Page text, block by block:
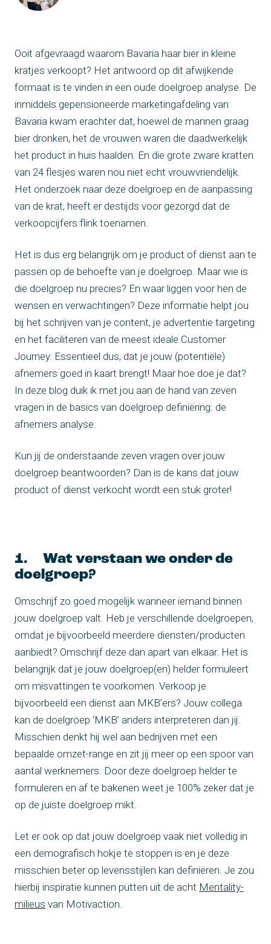
Ooit afgevraagd waarom Bavaria haar bier in kleine
kratjes verkoopt? Het antwoord op dit afwijkende
formaat is te vinden in een oude doelgroep analyse. De
inmiddels gepensioneerde marketingafdeling van
Bavaria kwam erachter dat, hoewel de mannen graag
bier dronken, het de vrouwen waren die daadwerkelijk
het product in huis haalden. En die grote zware kratten
van 24 flesjes waren nou niet echt vrouwvriendelijk.
Het onderzoek naar deze doelgroep en de aanpassing
van de krat, heeft er destijds voor gezorgd dat de
verkoopcijfers flink toenamen.
Het is dus erg belangrijk om je product of dienst aan te
passen op de behoefte van je doelgroep. Maar wie is
die doelgroep nu precies? En waar liggen voor hen de
wensen en verwachtingen? Deze informatie helpt jou
bij het schrijven van je content, je advertentie targeting
en het faciliteren van de meest ideale Customer
Journey. Essentieel dus, dat je jouw (potentiële)
afnemers goed in kaart brengt! Maar hoe doe je dat?
In deze blog duik ik met jou aan de hand van zeven
vragen in de basics van doelgroep definiëring: de
afnemers analyse.
Kun jij de onderstaande zeven vragen over jouw
doelgroep beantwoorden? Dan is de kans dat jouw
product of dienst verkocht wordt een stuk groter!
1. Wat verstaan we onder de
doelgroep?
Omschrijf zo goed mogelijk wanneer iemand binnen
jouw doelgroep valt. Heb je verschillende doelgroepen,
omdat je bijvoorbeeld meerdere diensten/producten
aanbiedt? Omschrijf deze dan apart van elkaar. Het is
belangrijk dat je jouw doelgroep(en) helder formuleert
om misvattingen te voorkomen. Verkoop je
bijvoorbeeld een dienst aan MKB’ers? Jouw collega
kan de doelgroep ‘MKB’ anders interpreteren dan jij.
Misschien denkt hij wel aan bedrijven met een
bepaalde omzet-range en zit jij meer op een spoor van
aantal werknemers. Door deze doelgroep helder te
formuleren en af te bakenen weet je 100% zeker dat je
op de juiste doelgroep mikt.
Let er ook op dat jouw doelgroep vaak niet volledig in
een demografisch hokje te stoppen is en je deze
misschien beter op levensstijlen kan definiëren. Je zou
hierbij inspiratie kunnen putten uit de acht Mentality-
milieus van Motivaction.